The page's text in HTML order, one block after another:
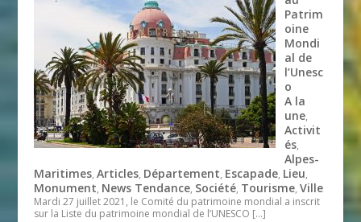
Patrim
oine
Mondi
al de
l’Unesc
o
A la
une,
Activit
és,
Alpes-
Maritimes,Articles, Département, Escapade, Lieu,
Monument, News Tendance, Société, Tourisme,Ville
Mardi 27 juillet 2021, le Comité du patrimoine mondial a inscrit
sur la Liste du patrimoine mondial de l’UNESCO […]